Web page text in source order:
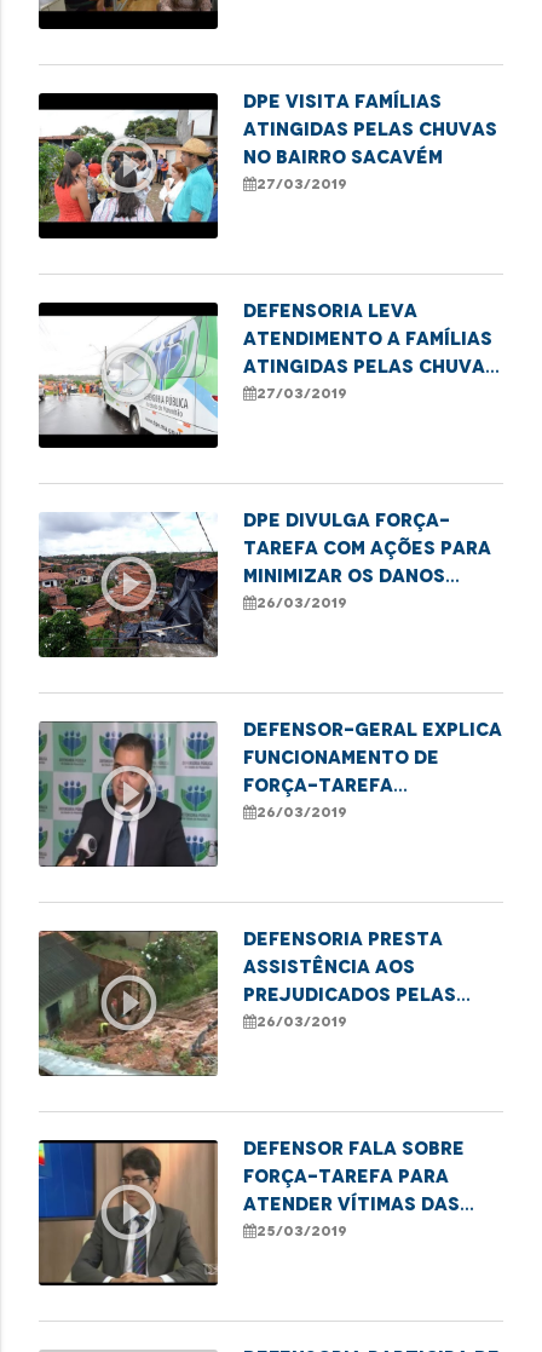
play_circle_outline
DPE visita famílias
atingidas pelas chuvas
no bairro Sacavém
27/03/2019
play_circle_outline
Defensoria leva
atendimento a famílias
atingidas pelas chuvas
no Sacavém
27/03/2019
play_circle_outline
DPE divulga força-
tarefa com ações para
minimizar os danos
causados pela chuva
26/03/2019
play_circle_outline
Defensor-geral explica
funcionamento de
força-tarefa
realizada pela DPE/MA
26/03/2019
play_circle_outline
Defensoria presta
assistência aos
prejudicados pelas
chuvas
26/03/2019
play_circle_outline
Defensor fala sobre
força-tarefa para
atender vítimas das
chuvas
25/03/2019